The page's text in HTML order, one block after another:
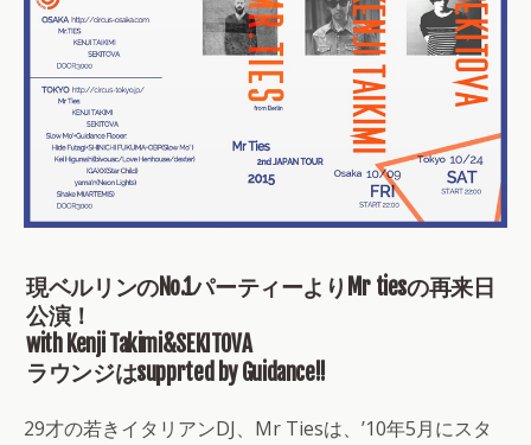
現ベルリンのNo.1パーティーよりMr tiesの再来日
公演！
with Kenji Takimi&SEKITOVA
ラウンジはsupprted by Guidance!!
29才の若きイタリアンDJ、Mr Tiesは、’10年5月にスタ